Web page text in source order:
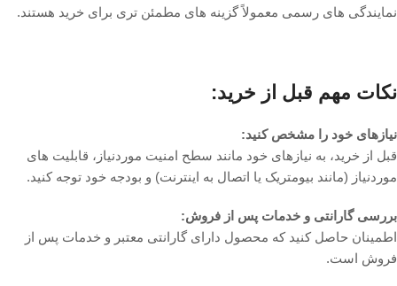
نمایندگی های رسمی معمولاً گزینه های مطمئن تری برای خرید هستند.
نکات مهم قبل از خرید:
نیازهای خود را مشخص کنید:
قبل از خرید، به نیازهای خود مانند سطح امنیت موردنیاز، قابلیت های
موردنیاز (مانند بیومتریک یا اتصال به اینترنت) و بودجه خود توجه کنید.
بررسی گارانتی و خدمات پس از فروش:
اطمینان حاصل کنید که محصول دارای گارانتی معتبر و خدمات پس از
فروش است.